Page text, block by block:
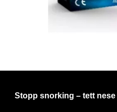
Stopp snorking – tett